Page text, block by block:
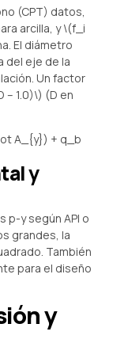
(CPT) datos,
arcilla, y \(f_i
El diámetro
del eje de la
Un factor
1.0)\) (D en
A_{y}) + q_b
y
p-y según API o
grandes, la
También
para el diseño
y